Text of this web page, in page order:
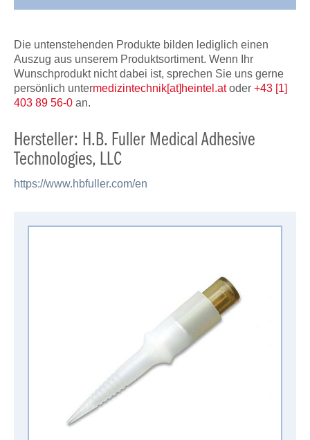
Die untenstehenden Produkte bilden lediglich einen
Auszug aus unserem Produktsortiment. Wenn Ihr
Wunschprodukt nicht dabei ist, sprechen Sie uns gerne
persönlich untermedizintechnik[at]heintel.atoder +43 [1]
403 89 56-0 an.
Hersteller: H.B. Fuller Medical Adhesive
Technologies, LLC
https://www.hbfuller.com/en